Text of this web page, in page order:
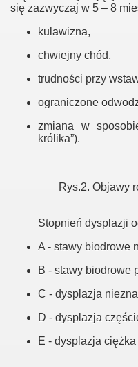
się zazwyczaj w 5 – 8
kulawizna,
chwiejny chód,
trudności przy
ograniczone
zmiana w
królika”).
Rys.2. Objawy
Stopnień dysplazji
A - stawy biodrowe
B - stawy biodrowe
C - dysplazja
D - dysplazja
E - dysplazja ciężka